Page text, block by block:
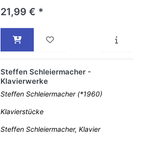
21,99 € *
Steffen Schleiermacher -
Klavierwerke
Steffen Schleiermacher (*1960)
Klavierstücke
Steffen Schleiermacher, Klavier